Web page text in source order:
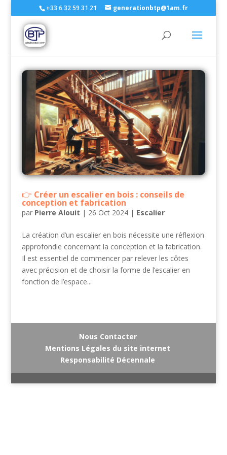
+33 6 32 59 31 21 generationbtp@1am.fr
Créer un escalier en bois : conseils de
conception et fabrication
par Pierre Alouit | 26 Oct 2024| Escalier
La création d’un escalier en bois nécessite une réflexion
approfondie concernant la conception et la fabrication.
Il est essentiel de commencer par relever les côtes
avec précision et de choisir la forme de l’escalier en
fonction de l’espace...
Nous Contacter
Mentions Légales du site internet
Responsabilité Décennale